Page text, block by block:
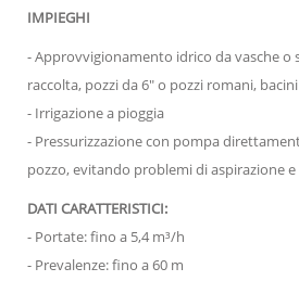
IMPIEGHI
- Approvvigionamento idrico da vasche o
raccolta, pozzi da 6" o pozzi romani,
- Irrigazione a pioggia
- Pressurizzazione con pompa
pozzo, evitando problemi di aspirazione
DATI CARATTERISTICI:
- Portate: fino a 5,4 m³/h
- Prevalenze: fino a 60 m